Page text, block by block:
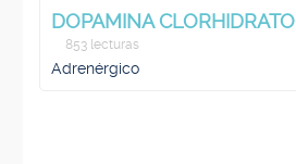
DOPAMINA CLORHIDRATO
853 lecturas
Adrenérgico